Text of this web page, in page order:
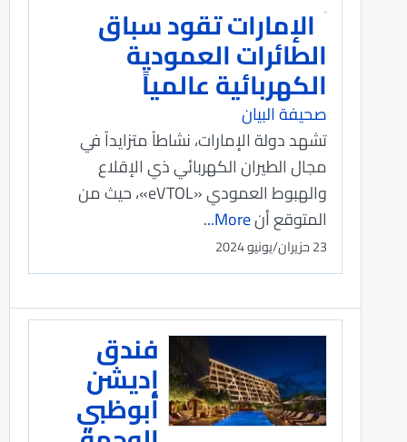
الإمارات تقود سباق
الطائرات العمودية
الكهربائية عالمياً
صحيفة البيان
تشهد دولة الإمارات، نشاطاً متزايداً في
مجال الطيران الكهربائي ذي الإقلاع
والهبوط العمودي «eVTOL»، حيث من
المتوقع أنMore...
23 حزيران/يونيو 2024
فندق
إديشن
أبوظبي